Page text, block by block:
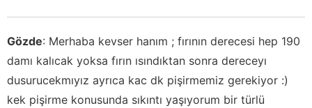
Gözde: Merhaba kevser hanım ; fırının derecesi hep 190
damı kalıcak yoksa fırın ısındıktan sonra dereceyı
dusurucekmıyız ayrıca kac dk pişirmemiz gerekiyor :)
kek pişirme konusunda sıkıntı yaşıyorum bir türlü